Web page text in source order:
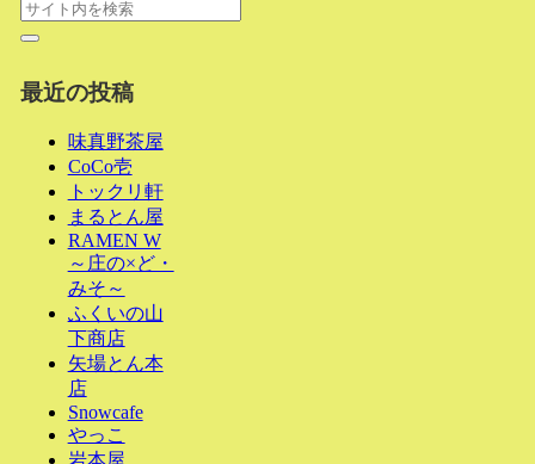
最近の投稿
味真野茶屋
CoCo壱
トックリ軒
まるとん屋
RAMEN W
～庄の×ど・
みそ～
ふくいの山
下商店
矢場とん本
店
Snowcafe
やっこ